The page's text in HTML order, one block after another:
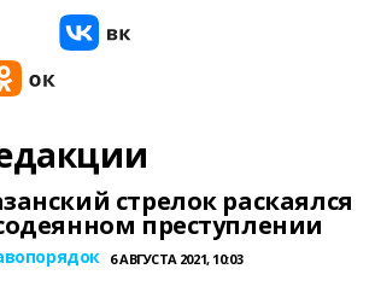
стрелок раскаялся
преступлении
6 АВГУСТА 2021, 10:03